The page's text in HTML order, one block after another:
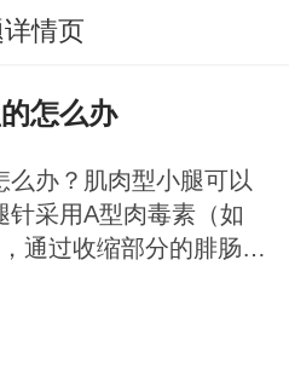
情页
怎么办
办？肌肉型小腿可以
针采用A型肉毒素（如
通过收缩部分的腓肠
发达，以达到瘦腿的